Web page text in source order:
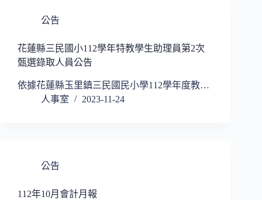
公告
花蓮縣三民國小112學年特教學生助理員第2次
甄選錄取人員公告
依據花蓮縣玉里鎮三民國民小學112學年度教…
人事室
2023-11-24
公告
112年10月會計月報